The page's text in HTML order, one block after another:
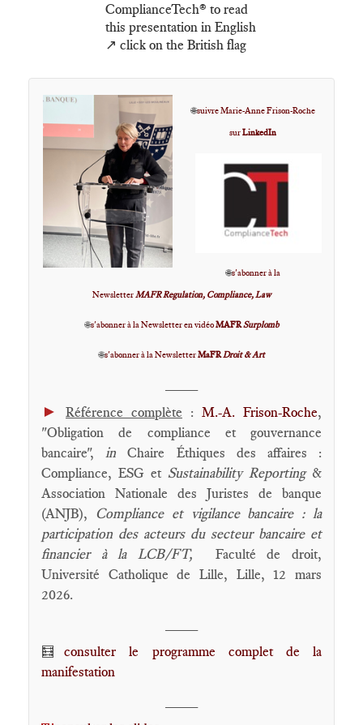
ComplianceTech®️ to read
this presentation in English
↗️ click on the British flag
🌐suivre Marie-Anne Frison-Roche
surLinkedIn
🌐s'abonner à la
NewsletterMAFR Regulation, Compliance, Law
🌐s'abonner à la Newsletter en vidéoMAFRSurplomb
🌐s'abonner à la NewsletterMaFRDroit & Art
► Référence complète : M.-A. Frison-Roche,
"Obligation de compliance et gouvernance
bancaire",in Chaire Éthiques des affaires :
Compliance, ESG et Sustainability Reporting&
Association Nationale des Juristes de banque
(ANJB), Compliance et vigilance bancaire : la
participation des acteurs du secteur bancaire et
financier à la LCB/FT,
Faculté de droit,
Université Catholique de Lille, Lille, 12 mars
2026.
🧮consulter le programme complet de la
manifestation